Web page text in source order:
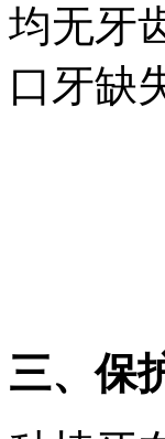
均无牙
口牙缺
三、保